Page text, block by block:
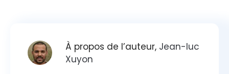
À propos de l’auteur, Jean-luc
Xuyon